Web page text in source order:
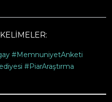
#MemnuniyetAnketi
#PiarAraştırma